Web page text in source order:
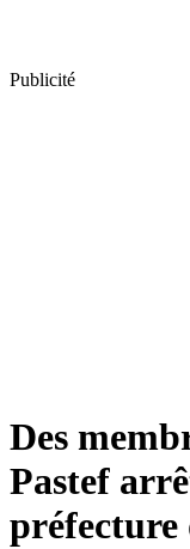
Publicité
Des
Pastef
préfecture